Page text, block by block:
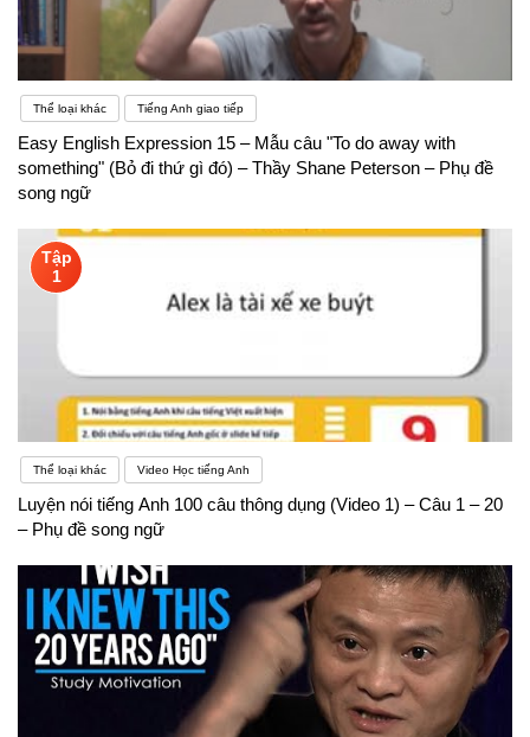
Thể loại khác Tiếng Anh giao tiếp
Easy English Expression 15 – Mẫu câu "To do away with
something" (Bỏ đi thứ gì đó) – Thầy Shane Peterson – Phụ đề
song ngữ
Tập
1
Thể loại khác Video Học tiếng Anh
Luyện nói tiếng Anh 100 câu thông dụng (Video 1) – Câu 1 – 20
– Phụ đề song ngữ